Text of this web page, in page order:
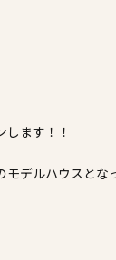
ます！！
デルハウスとな